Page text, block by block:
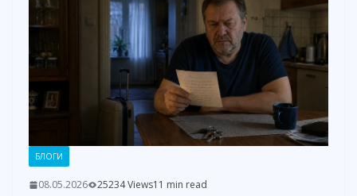
БЛОГИ
08.05.2026 25234 Views11 min read